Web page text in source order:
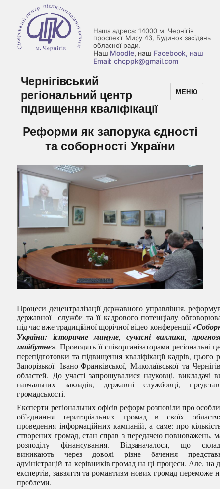
Наша адреса: 14000 м. Чернігів
проспект Миру 43, Будинок засідань
обласної ради.
Наш Moodle, наш Facebook, наш
Email: chcppk@gmail.com
Чернігівський
регіональний центр
підвищення кваліфікації
МЕНЮ
Реформи як запорука єдності
та соборності України
Процеси децентралізації державного управління,
державної служби та її кадрового потенціалу
під час вже традиційної щорічної відео-конференції
України: історичне минуле, сучасні виклики,
майбутнє».Проводять її співорганізаторами регіональні
перепідготовки та підвищення кваліфікації кадрів, цього
Запорізької, Івано-Франківської, Миколаївської та
областей. До участі запрошувалися науковці, викладачі
навчальних закладів, державні службовці,
громадськості.
Експерти регіональних офісів реформ розповіли про
об’єднання територіальних громад в своїх
проведення інформаційних кампаній, а саме: про
створених громад, стан справ з передачею повноважень,
розподілу фінансування. Відзаначалося, що
виникають через доволі різне бачення
адміністрацій та керівників громад на ці процеси. Але, на
експертів, завзяття та романтизм нових громад переможе
проблеми.